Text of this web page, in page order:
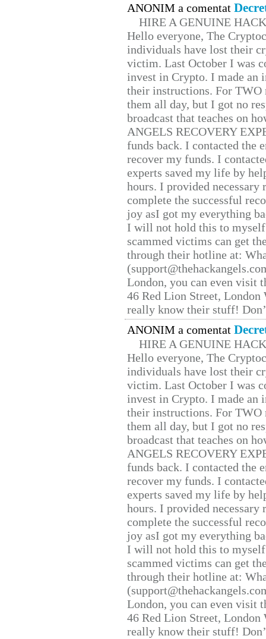
ANONIM a comentat
HIRE A GENUINE
Hello everyone, The
individuals have lost their
victim. Last October I was
invest in Crypto. I made
their instructions. For TWO
them all day, but I got no
broadcast that teaches on
ANGELS RECOVERY
funds back. I contacted the
recover my funds. I
experts saved my life by
hours. I provided
complete the successful
joy asI got my everything
I will not hold this to
scammed victims can get
through their hotline at:
London, you can even visit
46 Red Lion Street, London
really know their stuff!
ANONIM a comentat
HIRE A GENUINE
Hello everyone, The
individuals have lost their
victim. Last October I was
invest in Crypto. I made
their instructions. For TWO
them all day, but I got no
broadcast that teaches on
ANGELS RECOVERY
funds back. I contacted the
recover my funds. I
experts saved my life by
hours. I provided
complete the successful
joy asI got my everything
I will not hold this to
scammed victims can get
through their hotline at:
London, you can even visit
46 Red Lion Street, London
really know their stuff!